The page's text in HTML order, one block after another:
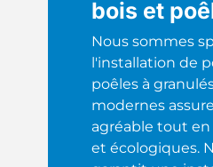
bois et
Nous sommes
l'installation de
poêles à
modernes
agréable tout
et écologiques.